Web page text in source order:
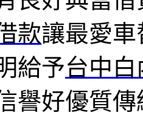
款讓最愛
給予台中
譽好優質